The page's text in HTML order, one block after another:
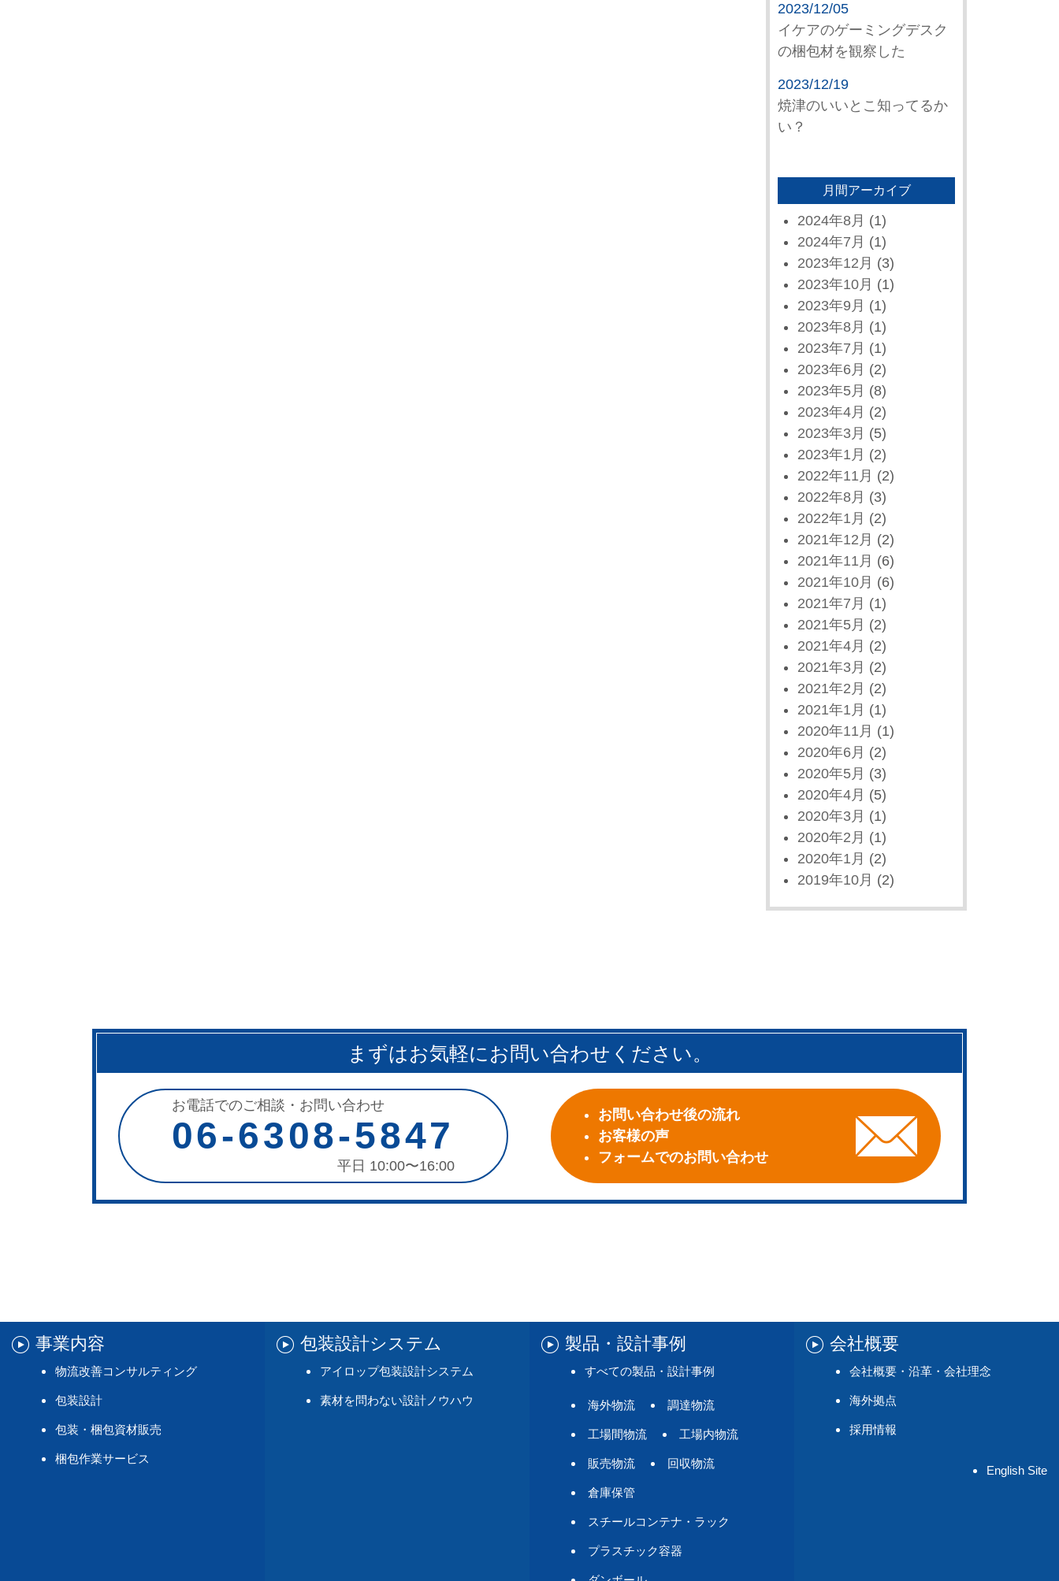
2023/12/05
イケアのゲーミングデスク
の梱包材を観察した
2023/12/19
焼津のいいとこ知ってるか
い？
月間アーカイブ
2024年8月 (1)
2024年7月 (1)
2023年12月 (3)
2023年10月 (1)
2023年9月 (1)
2023年8月 (1)
2023年7月 (1)
2023年6月 (2)
2023年5月 (8)
2023年4月 (2)
2023年3月 (5)
2023年1月 (2)
2022年11月 (2)
2022年8月 (3)
2022年1月 (2)
2021年12月 (2)
2021年11月 (6)
2021年10月 (6)
2021年7月 (1)
2021年5月 (2)
2021年4月 (2)
2021年3月 (2)
2021年2月 (2)
2021年1月 (1)
2020年11月 (1)
2020年6月 (2)
2020年5月 (3)
2020年4月 (5)
2020年3月 (1)
2020年2月 (1)
2020年1月 (2)
2019年10月 (2)
まずはお気軽にお問い合わせください。
お電話でのご相談・お問い合わせ
06-6308-5847
平日 10:00〜16:00
お問い合わせ後の流れ
お客様の声
フォームでのお問い合わせ
事業内容
物流改善コンサルティング
包装設計
包装・梱包資材販売
梱包作業サービス
包装設計システム
アイロップ包装設計システム
素材を問わない設計ノウハウ
製品・設計事例
すべての製品・設計事例
海外物流 調達物流
工場間物流 工場内物流
販売物流 回収物流
倉庫保管
スチールコンテナ・ラック
プラスチック容器
会社概要
会社概要・沿革・会社理念
海外拠点
採用情報
English Site